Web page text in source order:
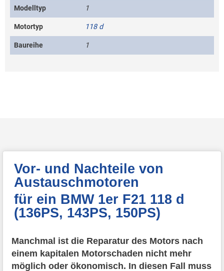
Modelltyp 1
Motortyp 118 d
Baureihe 1
Vor- und Nachteile von
Austauschmotoren
für ein BMW 1er F21 118 d
(136PS, 143PS, 150PS)
Manchmal ist die Reparatur des Motors nach
einem kapitalen Motorschaden nicht mehr
möglich oder ökonomisch. In diesen Fall muss